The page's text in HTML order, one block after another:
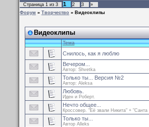
Страница 1 из 3 1 2 3
»
Форум » Творчество » Видеоклипы
Видеоклипы
Тема
Снилось, как я люблю
Вечером...
Автор: Shvetka
Только ты... Версия №2
Автор: Aleksa
Любовь.
Иден и Роберт.
Нечто общее...
Кроссовер. "Её звали Никита" + "Санта
Только ты...
Автор Alleks